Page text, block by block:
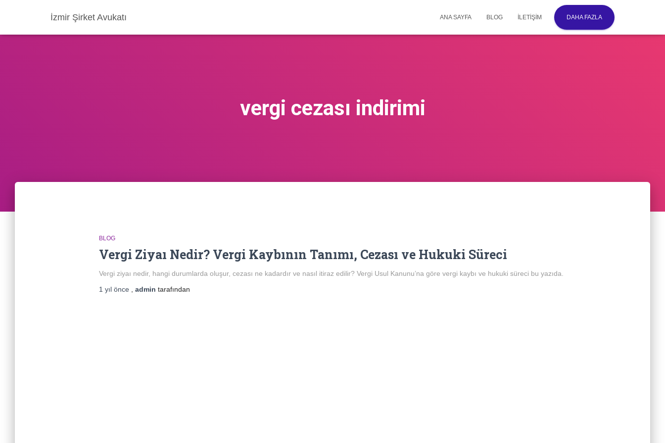
İzmir Şirket Avukatı ANA SAYFA BLOG İLETIŞIM DAHA FAZLA
vergi cezası indirimi
BLOG
Vergi Ziyaı Nedir? Vergi Kaybının Tanımı, Cezası ve Hukuki Süreci
Vergi ziyaı nedir, hangi durumlarda oluşur, cezası ne kadardır ve nasıl itiraz edilir? Vergi Usul Kanunu’na göre vergi kaybı ve hukuki süreci bu yazıda.
1 yılönce admin tarafından